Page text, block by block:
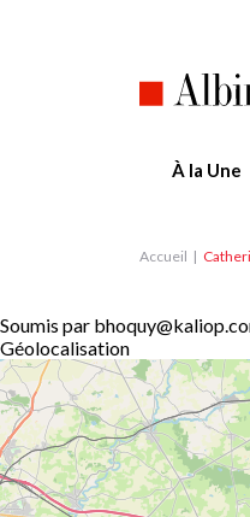
À la Une
Accueil
Soumis par
Géolocalisation